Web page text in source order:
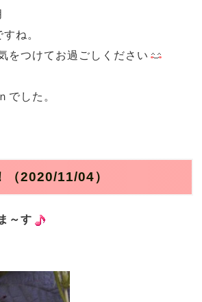
ね。
をつけてお過ごしください
した。
（2020/11/04）
～す